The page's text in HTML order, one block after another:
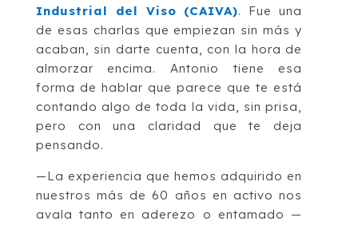
Industrial del Viso (CAIVA). Fue una
de esas charlas que empiezan sin más y
acaban, sin darte cuenta, con la hora de
almorzar encima. Antonio tiene esa
forma de hablar que parece que te está
contando algo de toda la vida, sin prisa,
pero con una claridad que te deja
pensando.
—La experiencia que hemos adquirido en
nuestros más de 60 años en activo nos
avala tanto en aderezo o entamado —